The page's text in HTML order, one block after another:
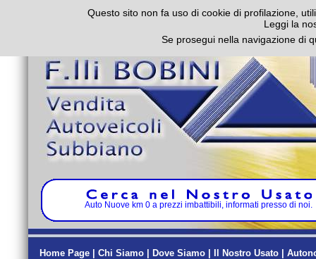
Questo sito non fa uso di cookie di profilazione,
Leggi la
Se prosegui nella navigazione
Auto Nuove km 0 a prezzi imbattibili, informati presso di noi.
Home Page Chi Siamo Dove Siamo Il Nostro Usato